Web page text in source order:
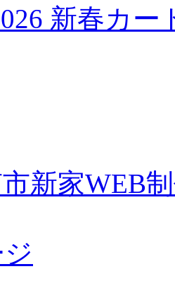
新春カ
新家WEB